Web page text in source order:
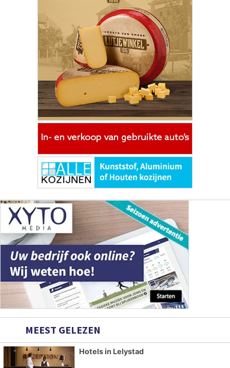
MEEST GELEZEN
Hotels in Lelystad